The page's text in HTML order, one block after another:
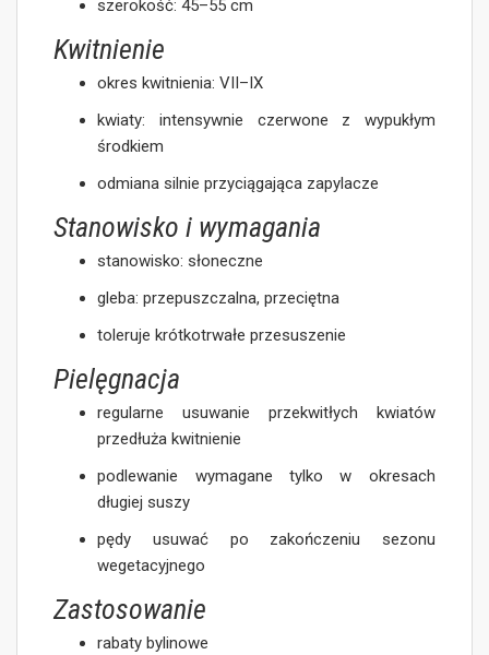
szerokość: 45–55 cm
Kwitnienie
okres kwitnienia: VII–IX
kwiaty: intensywnie czerwone z wypukłym
środkiem
odmiana silnie przyciągająca zapylacze
Stanowisko i wymagania
stanowisko: słoneczne
gleba: przepuszczalna, przeciętna
toleruje krótkotrwałe przesuszenie
Pielęgnacja
regularne usuwanie przekwitłych kwiatów
przedłuża kwitnienie
podlewanie wymagane tylko w okresach
długiej suszy
pędy usuwać po zakończeniu sezonu
wegetacyjnego
Zastosowanie
rabaty bylinowe